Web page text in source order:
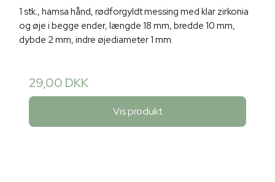
1 stk., hamsa hånd, rødforgyldt messing med klar zirkonia
og øje i begge ender, længde 18 mm, bredde 10 mm,
dybde 2 mm, indre øjediameter 1 mm.
29,00 DKK
Vis produkt